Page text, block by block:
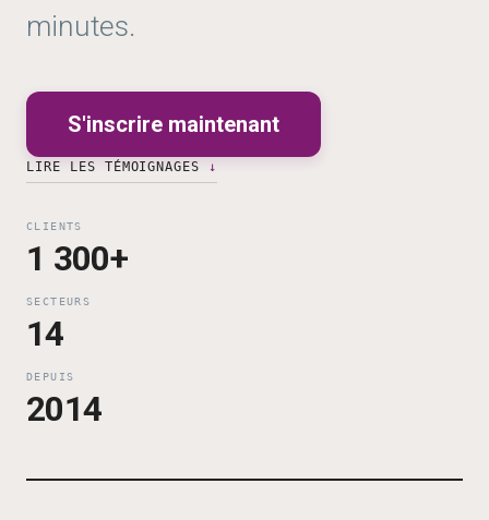
minutes.
S'inscrire maintenant
LIRE LES TÉMOIGNAGES
CLIENTS
1 300+
SECTEURS
14
DEPUIS
2014